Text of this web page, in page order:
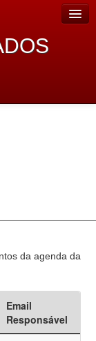
da agenda da
Email
Responsável